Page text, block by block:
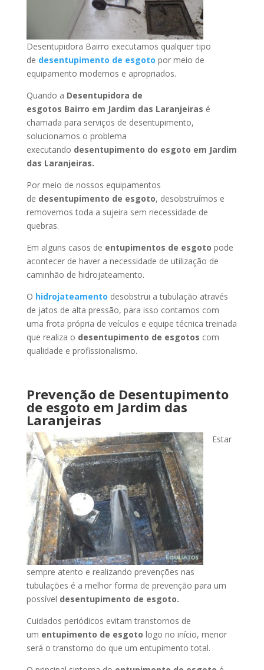
Desentupidora Bairro executamos qualquer tipo
de desentupimento de esgoto por meio de
equipamento modernos e apropriados.
Quando a Desentupidora de
esgotos Bairro em Jardim das Laranjeiras é
chamada para serviços de desentupimento,
solucionamos o problema
executando desentupimento do esgoto em Jardim
das Laranjeiras.
Por meio de nossos equipamentos
de desentupimento de esgoto, desobstruímos e
removemos toda a sujeira sem necessidade de
quebras.
Em alguns casos de entupimentos de esgoto pode
acontecer de haver a necessidade de utilização de
caminhão de hidrojateamento.
O hidrojateamento desobstrui a tubulação através
de jatos de alta pressão, para isso contamos com
uma frota própria de veículos e equipe técnica treinada
que realiza o desentupimento de esgotos com
qualidade e profissionalismo.
Prevenção de Desentupimento
de esgoto em Jardim das
Laranjeiras
Estar
sempre atento e realizando prevenções nas
tubulações é a melhor forma de prevenção para um
possível desentupimento de esgoto.
Cuidados periódicos evitam transtornos de
um entupimento de esgoto logo no início, menor
será o transtorno do que um entupimento total.